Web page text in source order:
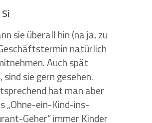
sie überall hin (na ja, zu
natürlich
Auch spät
sind sie gern gesehen.
hat man aber
„Ohne-ein-Kind-ins-
Geher“ immer Kinder